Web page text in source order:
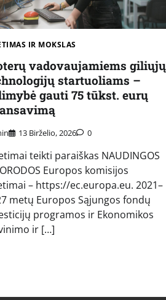
IR MOKSLAS
vadovaujamiems giliųjų
startuoliams –
gauti 75 tūkst. eurų
13 Birželio, 2026 0
teikti paraiškas NAUDINGOS
Europos komisijos
– https://ec.europa.eu. 2021–
metų Europos Sąjungos fondų
programos ir Ekonomikos
ir […]